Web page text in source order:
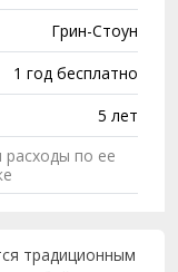
Грин-Стоун
1 год бесплатно
5 лет
по ее
традиционным